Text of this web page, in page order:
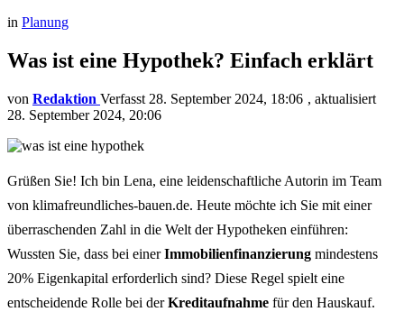
in Planung
Was ist eine Hypothek? Einfach erklärt
von Redaktion 28. September 2024, 18:06
aktualisiert
28. September 2024, 20:06
Grüßen Sie! Ich bin Lena, eine leidenschaftliche Autorin im Team
von klimafreundliches-bauen.de. Heute möchte ich Sie mit einer
überraschenden Zahl in die Welt der Hypotheken einführen:
Wussten Sie, dass bei einerImmobilienfinanzierung mindestens
20% Eigenkapital erforderlich sind? Diese Regel spielt eine
entscheidende Rolle bei derKreditaufnahme für den Hauskauf.